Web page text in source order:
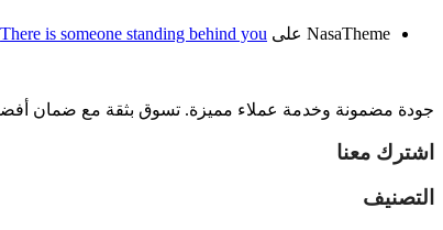
NasaTheme على There is someone standing behind you
جودة مضمونة وخدمة عملاء مميزة. تسوق بثقة مع ضمان أفضل
اشترك معنا
التصنيف